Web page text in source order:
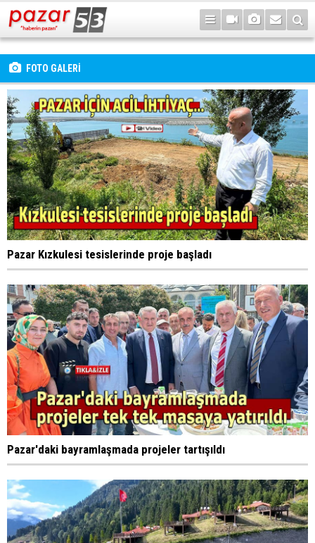
FOTO GALERİ
Pazar Kızkulesi tesislerinde proje başladı
Pazar'daki bayramlaşmada projeler tartışıldı